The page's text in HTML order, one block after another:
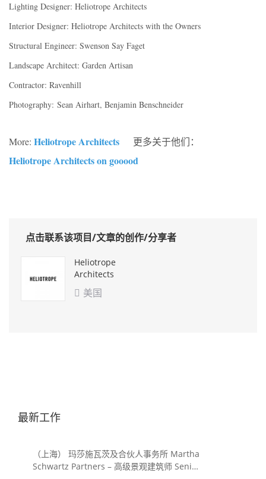
Lighting Designer: Heliotrope Architects
Interior Designer: Heliotrope Architects with the Owners
Structural Engineer: Swenson Say Faget
Landscape Architect: Garden Artisan
Contractor: Ravenhill
Photography: Sean Airhart, Benjamin Benschneider
More: Heliotrope Architects 更多关于他们：
Heliotrope Architects on gooood
点击联系该项目/文章的创作/分享者
Heliotrope
Architects
 美国
最新工作
（上海） 玛莎施瓦茨及合伙人事务所 Martha
Schwartz Partners – 高级景观建筑师 Senior